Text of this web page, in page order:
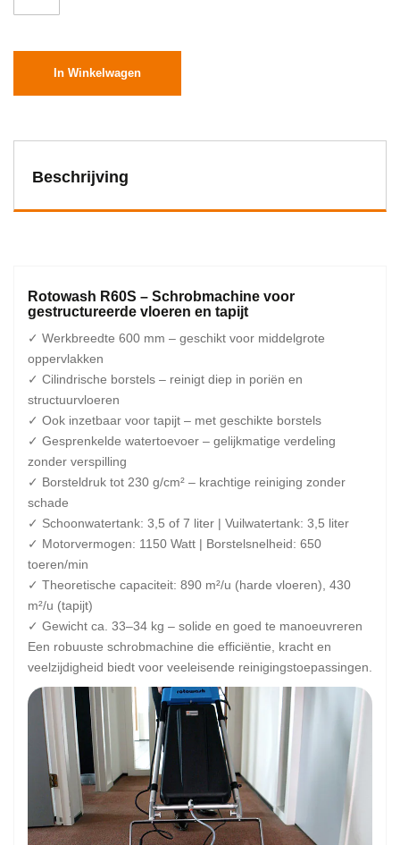
In Winkelwagen
Beschrijving
Rotowash R60S – Schrobmachine voor
gestructureerde vloeren en tapijt
✓ Werkbreedte 600 mm – geschikt voor middelgrote
oppervlakken
✓ Cilindrische borstels – reinigt diep in poriën en
structuurvloeren
✓ Ook inzetbaar voor tapijt – met geschikte borstels
✓ Gesprenkelde watertoevoer – gelijkmatige verdeling
zonder verspilling
✓ Borsteldruk tot 230 g/cm² – krachtige reiniging zonder
schade
✓ Schoonwatertank: 3,5 of 7 liter | Vuilwatertank: 3,5 liter
✓ Motorvermogen: 1150 Watt | Borstelsnelheid: 650
toeren/min
✓ Theoretische capaciteit: 890 m²/u (harde vloeren), 430
m²/u (tapijt)
✓ Gewicht ca. 33–34 kg – solide en goed te manoeuvreren
Een robuuste schrobmachine die efficiëntie, kracht en
veelzijdigheid biedt voor veeleisende reinigingstoepassingen.